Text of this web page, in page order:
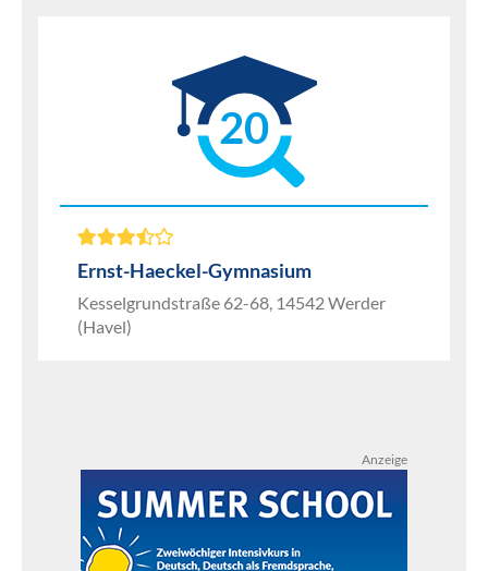
20
Ernst-Haeckel-Gymnasium
Kesselgrundstraße 62-68, 14542 Werder
(Havel)
Anzeige